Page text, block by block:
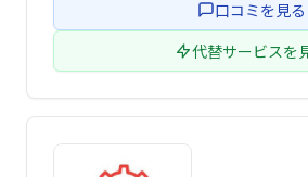
イズされたリンクで、予 …口コミを見る
代替サービスを